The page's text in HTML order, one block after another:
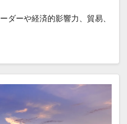
ダーや経済的影響力、貿易、